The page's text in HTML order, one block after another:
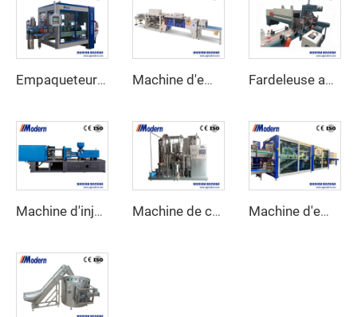
Empaqueteur de cartons automatique Machine d'emballage rétractable linéaire Fardeleuse automatique sous film rétractable
Machine d'injection de préformes en PET Machine de carbonatation de boissons Machine d'emballage sous film rétractable combinée pour demi-barquettes en carton